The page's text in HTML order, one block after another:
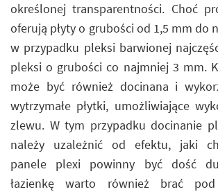
określonej transparentności. Choć
oferują płyty o grubości od 1,5 mm do
w przypadku pleksi barwionej
pleksi o grubości co najmniej 3 mm.
może być również docinana i
wytrzymałe płytki, umożliwiające
zlewu. W tym przypadku docinanie
należy uzależnić od efektu, jaki
panele plexi powinny być dość
łazienkę warto również brać